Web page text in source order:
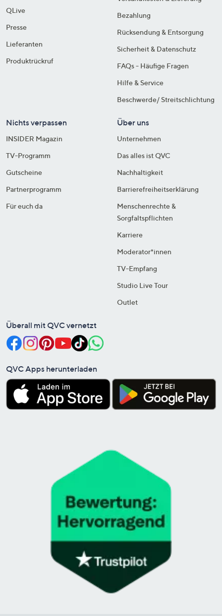
QLive
Presse
Lieferanten
Produktrückruf
Bezahlung
Rücksendung & Entsorgung
Sicherheit & Datenschutz
FAQs - Häufige Fragen
Hilfe & Service
Beschwerde/ Streitschlichtung
Nichts verpassen
INSIDER Magazin
TV-Programm
Gutscheine
Partnerprogramm
Für euch da
Über uns
Unternehmen
Das alles ist QVC
Nachhaltigkeit
Barrierefreiheitserklärung
Menschenrechte &
Sorgfaltspflichten
Karriere
Moderator*innen
TV-Empfang
Studio Live Tour
Outlet
Überall mit QVC vernetzt
QVC Apps herunterladen